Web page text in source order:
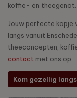
koffie- en theegenot.
Jouw perfecte kopje
langs vanuit
theeconcepten,
contact met ons op.
Kom gezellig langs